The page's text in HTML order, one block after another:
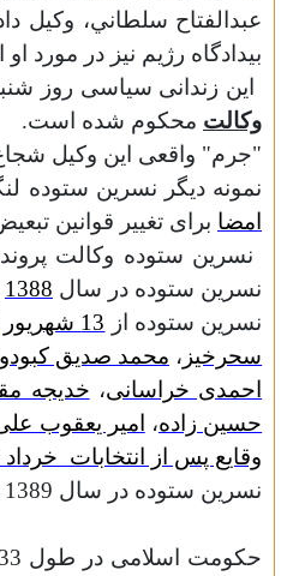
عبدالفتاح سلطاني، وکيل
بیدادگاه رژیم نیز در مورد
اين زندانی سياسی روز شنبه 10 مارس به اتهام تشکيل کانون مدافعان حقوق بشر و اتهام واهی تبليغ عليه
وکالت محکوم شده است.
"جرم" واقعی این وکیل
نمونه دیگر نسرین ستوده
امضا برای تغییر قوانین
نسرین ستوده وکالت
نسرین ستوده در سال 1388
نسرین ستوده از 13 شهریور
سحرخیز ، محمد صدیق
احمدی خراسانی، خدیجه
حسین زاده، امیر یعقوب
وقایع پس از انتخابات خرداد 1388
نسرین ستوده در سال 1389 در بیدادگاه حکومت اسلامی به